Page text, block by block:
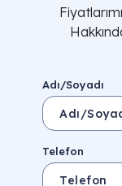
Adı/Soyadı
Telefon